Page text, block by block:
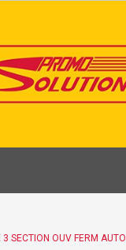
3 SECTION OUV FERM AUTO